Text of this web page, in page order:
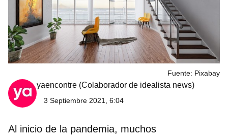
Fuente: Pixabay
yaencontre (Colaborador de idealista news)
3 Septiembre 2021, 6:04
Al inicio de la pandemia, muchos